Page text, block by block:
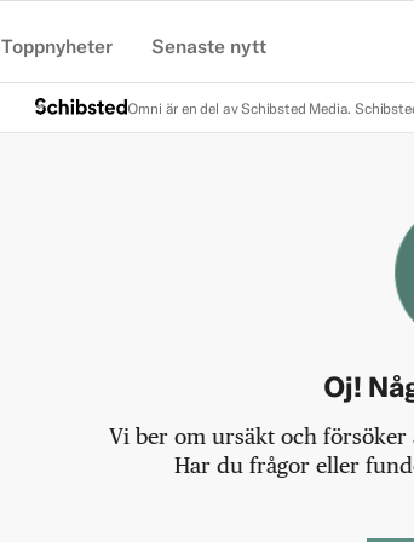
Toppnyheter Senaste nytt
Omni är en del av Schibsted Media.
Oj!
Vi ber om ursäkt och
Har du frågor eller